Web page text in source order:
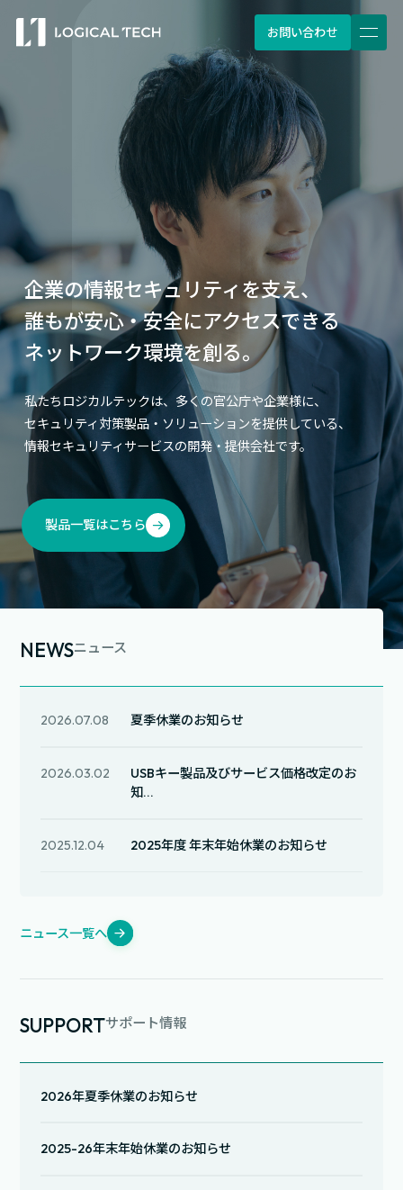
お問い合わせ
企業の情報セキュリティを支え、
誰もが安心・安全にアクセスできる
ネットワーク環境を創る。
私たちロジカルテックは、多くの官公庁や企業様に、
セキュリティ対策製品・ソリューションを提供している、
情報セキュリティサービスの開発・提供会社です。
製品一覧はこちら
NEWSニュース
2026.07.08 夏季休業のお知らせ
2026.03.02
USBキー製品及びサービス価格改定のお
知...
2025.12.04 2025年度 年末年始休業のお知らせ
ニュース一覧へ
SUPPORTサポート情報
2026年夏季休業のお知らせ
2025-26年末年始休業のお知らせ